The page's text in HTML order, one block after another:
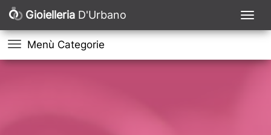
Gioielleria D'Urbano
Menù Categorie